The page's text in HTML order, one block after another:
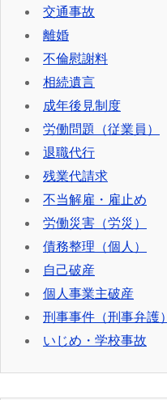
交通事故
離婚
不倫慰謝料
相続遺言
成年後見制度
労働問題（従業員）
退職代行
残業代請求
不当解雇・雇止め
労働災害（労災）
債務整理（個人）
自己破産
個人事業主破産
刑事事件（刑事弁護）
いじめ・学校事故